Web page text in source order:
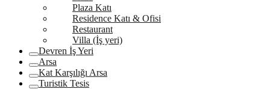
Plaza Katı
Residence Katı & Ofisi
Restaurant
Villa (İş yeri)
Devren İş Yeri
Arsa
Kat Karşılığı Arsa
Turistik Tesis